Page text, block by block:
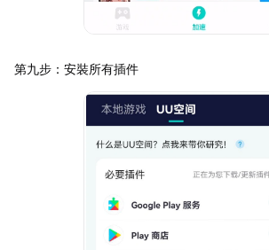
第九步：安裝所有插件